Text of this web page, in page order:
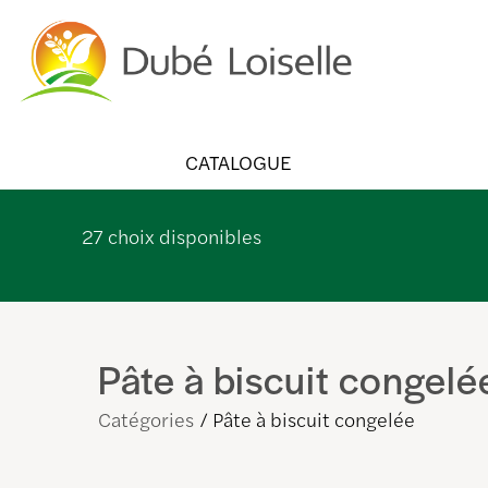
CATALOGUE
27 choix disponibles
Pâte à biscuit
Catégories Pâte à biscuit congelée